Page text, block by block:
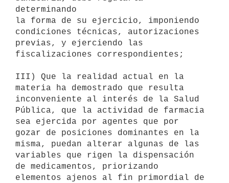
determinando
la forma de su ejercicio, imponiendo
condiciones técnicas, autorizaciones
previas, y ejerciendo las
fiscalizaciones correspondientes;
III) Que la realidad actual en la
materia ha demostrado que resulta
inconveniente al interés de la Salud
Pública, que la actividad de farmacia
sea ejercida por agentes que por
gozar de posiciones dominantes en la
misma, puedan alterar algunas de las
variables que rigen la dispensación
de medicamentos, priorizando
elementos ajenos al fin primordial de